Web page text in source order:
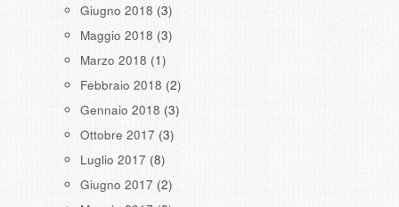
Giugno 2018 (3)
Maggio 2018 (3)
Marzo 2018 (1)
Febbraio 2018 (2)
Gennaio 2018 (3)
Ottobre 2017 (3)
Luglio 2017 (8)
Giugno 2017 (2)